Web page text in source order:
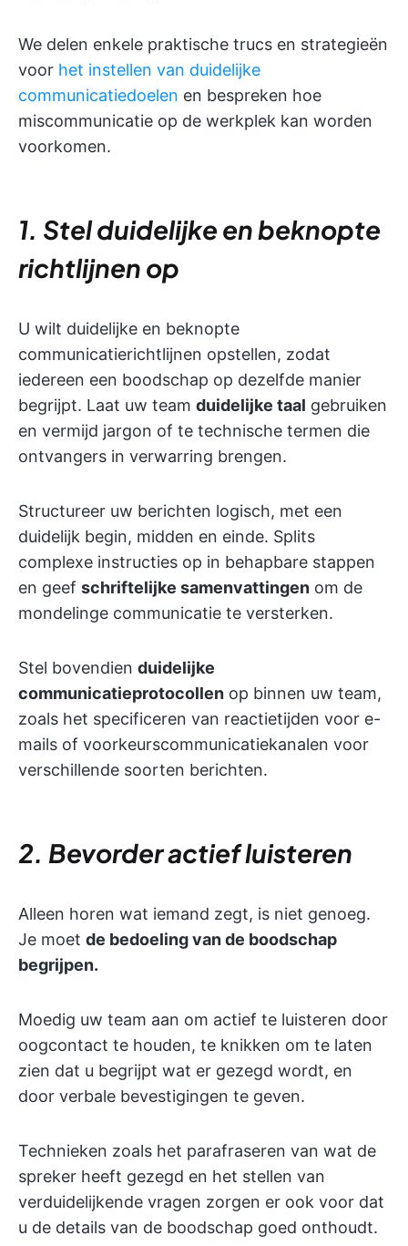
We delen enkele praktische trucs en strategieën
voor het instellen van duidelijke
communicatiedoelen en bespreken hoe
miscommunicatie op de werkplek kan worden
voorkomen.
1. Stel duidelijke en beknopte
richtlijnen op
U wilt duidelijke en beknopte
communicatierichtlijnen opstellen, zodat
iedereen een boodschap op dezelfde manier
begrijpt. Laat uw team duidelijke taal gebruiken
en vermijd jargon of te technische termen die
ontvangers in verwarring brengen.
Structureer uw berichten logisch, met een
duidelijk begin, midden en einde. Splits
complexe instructies op in behapbare stappen
en geef schriftelijke samenvattingen om de
mondelinge communicatie te versterken.
Stel bovendien duidelijke
communicatieprotocollen op binnen uw team,
zoals het specificeren van reactietijden voor e-
mails of voorkeurscommunicatiekanalen voor
verschillende soorten berichten.
2. Bevorder actief luisteren
Alleen horen wat iemand zegt, is niet genoeg.
Je moet de bedoeling van de boodschap
begrijpen.
Moedig uw team aan om actief te luisteren door
oogcontact te houden, te knikken om te laten
zien dat u begrijpt wat er gezegd wordt, en
door verbale bevestigingen te geven.
Technieken zoals het parafraseren van wat de
spreker heeft gezegd en het stellen van
verduidelijkende vragen zorgen er ook voor dat
u de details van de boodschap goed onthoudt.